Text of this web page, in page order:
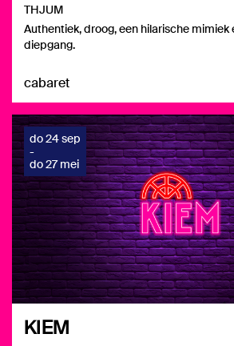
THJUM
Authentiek, droog, een hilarische mimiek
diepgang.
cabaret
KIEM
do 24 sep
-
do 27 mei